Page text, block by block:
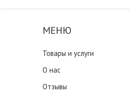
Товары и услуги
О нас
Отзывы